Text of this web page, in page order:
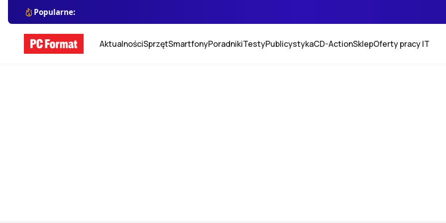
Popularne:
AktualnościSprzętSmartfonyPoradnikiTestyPublicystykaCD-ActionSklepOferty pracy IT